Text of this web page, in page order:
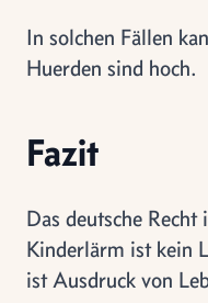
In solchen Fällen
Huerden sind hoch.
Fazit
Das deutsche
Kinderlärm ist kein
ist Ausdruck von